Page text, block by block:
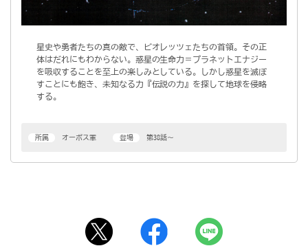
星史や勇者たちの真の敵で、ビオレッツェたちの首領。その正
体はだれにもわからない。惑星の生命力＝プラネットエナジー
を吸収することを至上の楽しみとしている。しかし惑星を滅ぼ
すことにも飽き、未知なる力『伝説の力』を探して地球を侵略
する。
所属 オーボス軍 登場 第38話～